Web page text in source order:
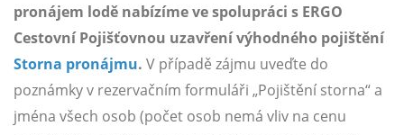
pronájem lodě nabízíme ve spolupráci s ERGO
Cestovní Pojišťovnou uzavření výhodného pojištění
Storna pronájmu. V případě zájmu uveďte do
poznámky v rezervačním formuláři „Pojištění storna“ a
jména všech osob (počet osob nemá vliv na cenu